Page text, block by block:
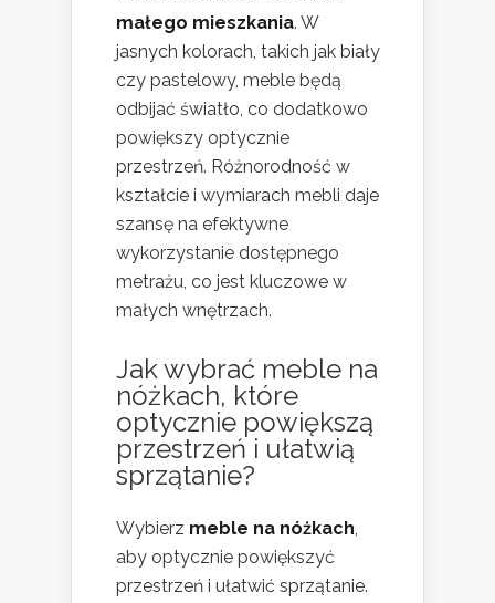
małego mieszkania. W
jasnych kolorach, takich jak biały
czy pastelowy, meble będą
odbijać światło, co dodatkowo
powiększy optycznie
przestrzeń. Różnorodność w
kształcie i wymiarach mebli daje
szansę na efektywne
wykorzystanie dostępnego
metrażu, co jest kluczowe w
małych wnętrzach.
Jak wybrać meble na
nóżkach, które
optycznie powiększą
przestrzeń i ułatwią
sprzątanie?
Wybierz meble na nóżkach,
aby optycznie powiększyć
przestrzeń i ułatwić sprzątanie.